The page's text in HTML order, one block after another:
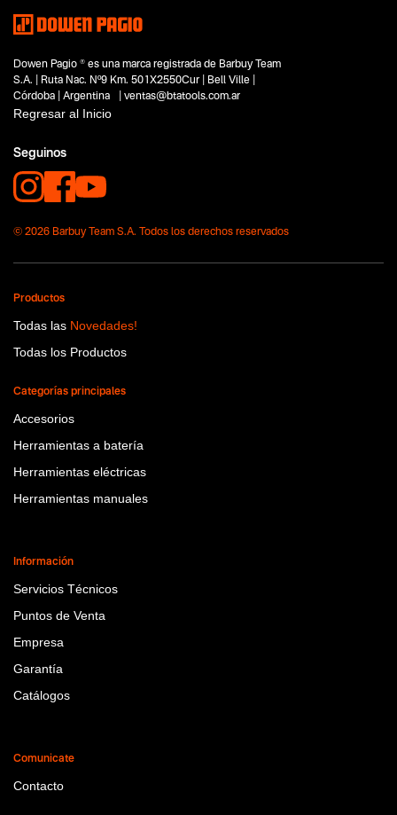
Dowen Pagio ® es una marca registrada de Barbuy Team
S.A. | Ruta Nac. Nº9 Km. 501X2550Cur | Bell Ville |
Córdoba | Argentina | ventas@btatools.com.ar
Regresar al Inicio
Seguinos
© 2026 Barbuy Team S.A. Todos los derechos reservados
Productos
Todas las Novedades!
Todas los Productos
Categorías principales
Accesorios
Herramientas a batería
Herramientas eléctricas
Herramientas manuales
Información
Servicios Técnicos
Puntos de Venta
Empresa
Garantía
Catálogos
Comunicate
Contacto